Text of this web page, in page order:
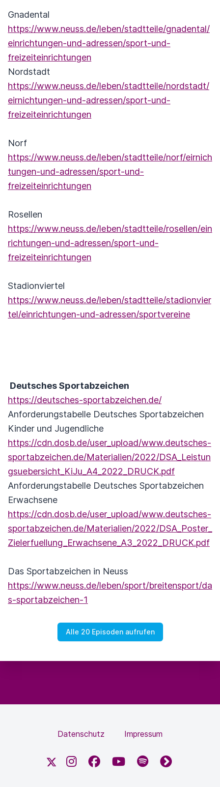
Gnadental
https://www.neuss.de/leben/stadtteile/gnadental/
einrichtungen-und-adressen/sport-und-
freizeiteinrichtungen
Nordstadt
https://www.neuss.de/leben/stadtteile/nordstadt/
eirnichtungen-und-adressen/sport-und-
freizeiteinrichtungen
Norf
https://www.neuss.de/leben/stadtteile/norf/eirnich
tungen-und-adressen/sport-und-
freizeiteinrichtungen
Rosellen
https://www.neuss.de/leben/stadtteile/rosellen/ein
richtungen-und-adressen/sport-und-
freizeiteinrichtungen
Stadionviertel
https://www.neuss.de/leben/stadtteile/stadionvier
tel/einrichtungen-und-adressen/sportvereine
Deutsches Sportabzeichen
https://deutsches-sportabzeichen.de/
Anforderungstabelle Deutsches Sportabzeichen
Kinder und Jugendliche
https://cdn.dosb.de/user_upload/www.deutsches-
sportabzeichen.de/Materialien/2022/DSA_Leistun
gsuebersicht_KiJu_A4_2022_DRUCK.pdf
Anforderungstabelle Deutsches Sportabzeichen
Erwachsene
https://cdn.dosb.de/user_upload/www.deutsches-
sportabzeichen.de/Materialien/2022/DSA_Poster_
Zielerfuellung_Erwachsene_A3_2022_DRUCK.pdf
Das Sportabzeichen in Neuss
https://www.neuss.de/leben/sport/breitensport/da
s-sportabzeichen-1
Alle 20 Episoden aufrufen
Datenschutz Impressum
X InstagramFacebookYouTubeSpotifyfyyd